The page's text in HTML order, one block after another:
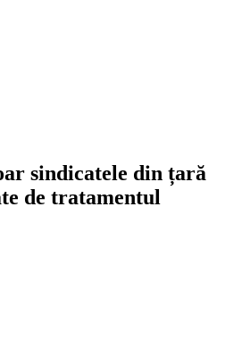
sindicatele din țară
de tratamentul